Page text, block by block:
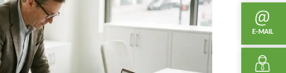
E-MAIL